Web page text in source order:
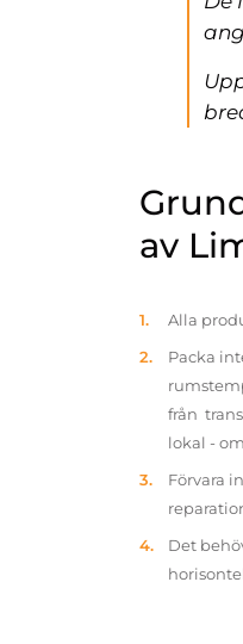
av
Alla
Packa
från
lokal -
Förvara
Det